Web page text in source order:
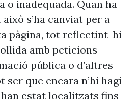
inadequada. Quan ha
s’ha canviat per a
pàgina, tot reflectint-hi
amb peticions
pública o d’altres
ser que encara n’hi hagi
estat localitzats fins